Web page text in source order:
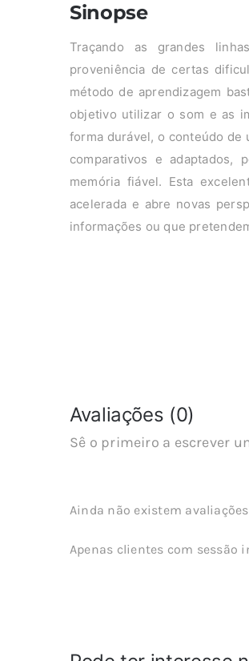
Sinopse
Traçando as grandes
proveniência de certas
método de aprendizagem
objetivo utilizar o som e as
forma durável, o conteúdo de
comparativos e adaptados,
memória fiável. Esta
acelerada e abre novas
informações ou que
Avaliações (0)
Sê o primeiro a escrever
Ainda não existem
Apenas clientes com sessão